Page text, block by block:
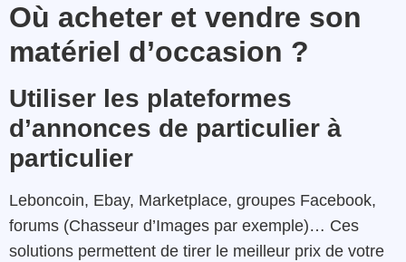
Où acheter et vendre son
matériel d’occasion ?
Utiliser les plateformes
d’annonces de particulier à
particulier
Leboncoin, Ebay, Marketplace, groupes Facebook,
forums (Chasseur d’Images par exemple)… Ces
solutions permettent de tirer le meilleur prix de votre